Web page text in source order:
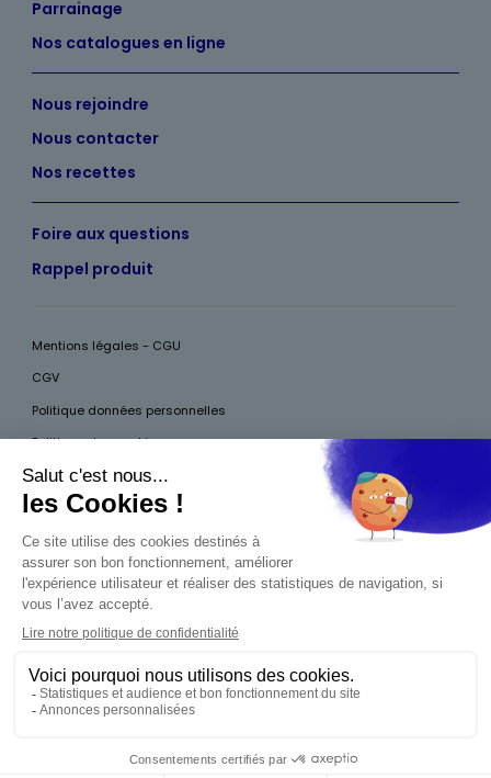
0,00 €
Parrainage
Nos catalogues en ligne
Nous rejoindre
Nous contacter
Nos recettes
Foire aux questions
Rappel produit
Mentions légales - CGU
CGV
Politique données personnelles
Politique des cookies
Accessibilité
Pour votre santé, mangez au moins cinq fruits et légumes par jour, plus
d’infos surwww.mangerbouger.fr
aux mineurs de moins de 18 ans
La preuve de majorité de l'acheteur est exigée au
moment de la vente en ligne. CODE DE LA SANTÉ